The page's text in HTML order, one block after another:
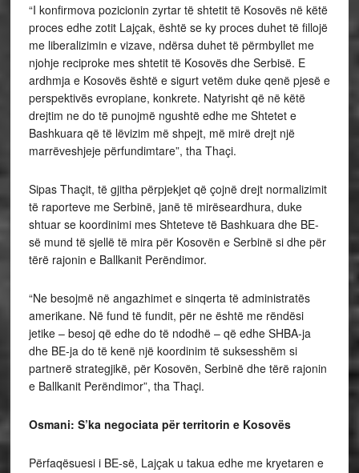
“I konfirmova pozicionin zyrtar të shtetit të Kosovës në këtë
proces edhe zotit Lajçak, është se ky proces duhet të fillojë
me liberalizimin e vizave, ndërsa duhet të përmbyllet me
njohje reciproke mes shtetit të Kosovës dhe Serbisë. E
ardhmja e Kosovës është e sigurt vetëm duke qenë pjesë e
perspektivës evropiane, konkrete. Natyrisht që në këtë
drejtim ne do të punojmë ngushtë edhe me Shtetet e
Bashkuara që të lëvizim më shpejt, më mirë drejt një
marrëveshjeje përfundimtare”, tha Thaçi.
Sipas Thaçit, të gjitha përpjekjet që çojnë drejt normalizimit
të raporteve me Serbinë, janë të mirëseardhura, duke
shtuar se koordinimi mes Shteteve të Bashkuara dhe BE-
së mund të sjellë të mira për Kosovën e Serbinë si dhe për
tërë rajonin e Ballkanit Perëndimor.
“Ne besojmë në angazhimet e sinqerta të administratës
amerikane. Në fund të fundit, për ne është me rëndësi
jetike – besoj që edhe do të ndodhë – që edhe SHBA-ja
dhe BE-ja do të kenë një koordinim të suksesshëm si
partnerë strategjikë, për Kosovën, Serbinë dhe tërë rajonin
e Ballkanit Perëndimor”, tha Thaçi.
Osmani: S’ka negociata për territorin e Kosovës
Përfaqësuesi i BE-së, Lajçak u takua edhe me kryetaren e